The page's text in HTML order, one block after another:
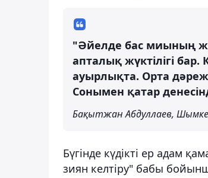
"Әйелде бас миының
апталық жүктілігі
ауырлықта. Орта
Сонымен қатар
Бақытжан Абдуллаев,
Бүгінде күдікті ер адам
зиян келтiру" бабы